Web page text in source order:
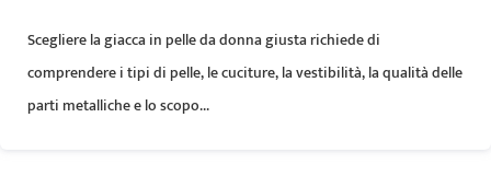
Scegliere la giacca in pelle da donna giusta richiede di
comprendere i tipi di pelle, le cuciture, la vestibilità, la qualità delle
parti metalliche e lo scopo...